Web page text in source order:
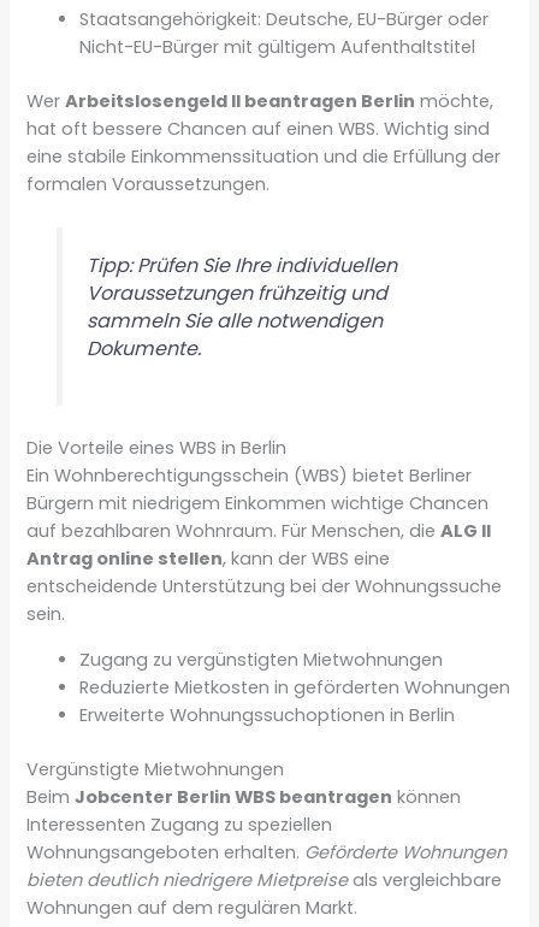
Staatsangehörigkeit: Deutsche, EU-Bürger oder
Nicht-EU-Bürger mit gültigem Aufenthaltstitel
WerArbeitslosengeld II beantragen Berlin möchte,
hat oft bessere Chancen auf einen WBS. Wichtig sind
eine stabile Einkommenssituation und die Erfüllung der
formalen Voraussetzungen.
Tipp: Prüfen Sie Ihre individuellen
Voraussetzungen frühzeitig und
sammeln Sie alle notwendigen
Dokumente.
Die Vorteile eines WBS in Berlin
Ein Wohnberechtigungsschein (WBS) bietet Berliner
Bürgern mit niedrigem Einkommen wichtige Chancen
auf bezahlbaren Wohnraum. Für Menschen, dieALG II
Antrag online stellen, kann der WBS eine
entscheidende Unterstützung bei der Wohnungssuche
sein.
Zugang zu vergünstigten Mietwohnungen
Reduzierte Mietkosten in geförderten Wohnungen
Erweiterte Wohnungssuchoptionen in Berlin
Vergünstigte Mietwohnungen
BeimJobcenter Berlin WBS beantragen können
Interessenten Zugang zu speziellen
Wohnungsangeboten erhalten. Geförderte Wohnungen
bieten deutlich niedrigere Mietpreiseals vergleichbare
Wohnungen auf dem regulären Markt.